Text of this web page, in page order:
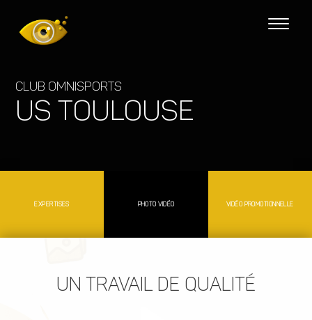
Club omnisports
US Toulouse
EXPERTISES PHOTO VIDÉO VIDÉO PROMOTIONNELLE
UN TRAVAIL DE QUALITÉ